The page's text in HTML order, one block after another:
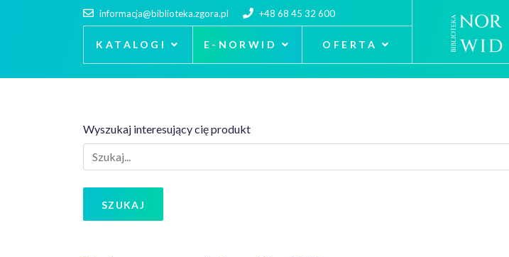
informacja@biblioteka.zgora.pl +48 68 45 32 600
KATALOGI E-NORWID OFERTA
Wyszukaj interesujący cię produkt
SZUKAJ